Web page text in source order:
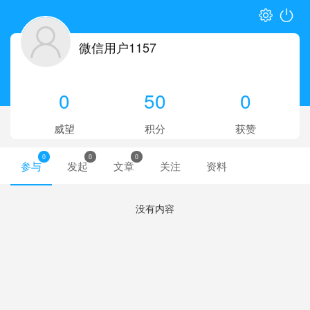
微信用户1157
0
威望
50
积分
0
获赞
参与
0
发起
0
文章
0
关注 资料
没有内容